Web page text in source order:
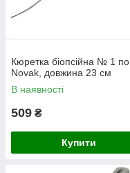
Кюретка біопсійна № 1 по
Novak, довжина 23 см
В наявності
509 ₴
Купити